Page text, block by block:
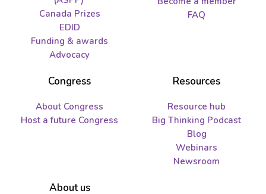
Canada Prizes
EDID
Funding & awards
Advocacy
FAQ
Congress
About Congress
Host a future Congress
Resources
Resource hub
Big Thinking Podcast
Blog
Webinars
Newsroom
About us